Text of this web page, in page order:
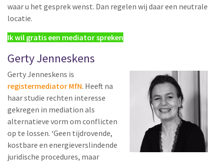
waar u het gesprek wenst. Dan regelen wij daar een neutrale
locatie.
Ik wil gratis een mediator spreken
Gerty Jenneskens
Gerty Jenneskens is
registermediator MfN. Heeft na
haar studie rechten interesse
gekregen in mediation als
alternatieve vorm om conflicten
op te lossen. ‘Geen tijdrovende,
kostbare en energieverslindende
juridische procedures, maar